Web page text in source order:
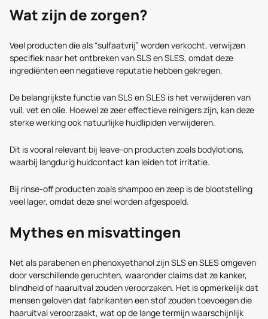
Wat zijn de zorgen?
Veel producten die als “sulfaatvrij” worden verkocht, verwijzen
specifiek naar het ontbreken van SLS en SLES, omdat deze
ingrediënten een negatieve reputatie hebben gekregen.
De belangrijkste functie van SLS en SLES is het verwijderen van
vuil, vet en olie. Hoewel ze zeer effectieve reinigers zijn, kan deze
sterke werking ook natuurlijke huidlipiden verwijderen.
Dit is vooral relevant bij leave-on producten zoals bodylotions,
waarbij langdurig huidcontact kan leiden tot irritatie.
Bij rinse-off producten zoals shampoo en zeep is de blootstelling
veel lager, omdat deze snel worden afgespoeld.
Mythes en misvattingen
Net als parabenen en phenoxyethanol zijn SLS en SLES omgeven
door verschillende geruchten, waaronder claims dat ze kanker,
blindheid of haaruitval zouden veroorzaken. Het is opmerkelijk dat
mensen geloven dat fabrikanten een stof zouden toevoegen die
haaruitval veroorzaakt, wat op de lange termijn waarschijnlijk